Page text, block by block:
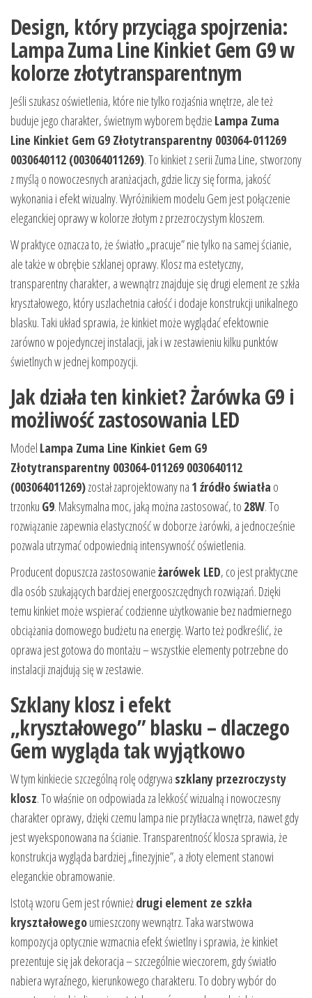
Design, który przyciąga spojrzenia:
Lampa Zuma Line Kinkiet Gem G9 w
kolorze złotytransparentnym
Jeśli szukasz oświetlenia, które nie tylko rozjaśnia wnętrze, ale też
buduje jego charakter, świetnym wyborem będzie Lampa Zuma
Line Kinkiet Gem G9 Złotytransparentny 003064-011269
0030640112 (003064011269). To kinkiet z serii Zuma Line, stworzony
z myślą o nowoczesnych aranżacjach, gdzie liczy się forma, jakość
wykonania i efekt wizualny. Wyróżnikiem modelu Gem jest połączenie
eleganckiej oprawy w kolorze złotym z przezroczystym kloszem.
W praktyce oznacza to, że światło „pracuje” nie tylko na samej ścianie,
ale także w obrębie szklanej oprawy. Klosz ma estetyczny,
transparentny charakter, a wewnątrz znajduje się drugi element ze szkła
kryształowego, który uszlachetnia całość i dodaje konstrukcji unikalnego
blasku. Taki układ sprawia, że kinkiet może wyglądać efektownie
zarówno w pojedynczej instalacji, jak i w zestawieniu kilku punktów
świetlnych w jednej kompozycji.
Jak działa ten kinkiet? Żarówka G9 i
możliwość zastosowania LED
Model Lampa Zuma Line Kinkiet Gem G9
Złotytransparentny 003064-011269 0030640112
(003064011269)został zaprojektowany na 1 źródło światła o
trzonku G9. Maksymalna moc, jaką można zastosować, to 28W. To
rozwiązanie zapewnia elastyczność w doborze żarówki, a jednocześnie
pozwala utrzymać odpowiednią intensywność oświetlenia.
Producent dopuszcza zastosowanieżarówek LED, co jest praktyczne
dla osób szukających bardziej energooszczędnych rozwiązań. Dzięki
temu kinkiet może wspierać codzienne użytkowanie bez nadmiernego
obciążania domowego budżetu na energię. Warto też podkreślić, że
oprawa jest gotowa do montażu – wszystkie elementy potrzebne do
instalacji znajdują się w zestawie.
Szklany klosz i efekt
„kryształowego” blasku – dlaczego
Gem wygląda tak wyjątkowo
W tym kinkiecie szczególną rolę odgrywa szklany przezroczysty
klosz. To właśnie on odpowiada za lekkość wizualną i nowoczesny
charakter oprawy, dzięki czemu lampa nie przytłacza wnętrza, nawet gdy
jest wyeksponowana na ścianie. Transparentność klosza sprawia, że
konstrukcja wygląda bardziej „finezyjnie”, a złoty element stanowi
eleganckie obramowanie.
Istotą wzoru Gem jest również drugi element ze szkła
kryształowegoumieszczony wewnątrz. Taka warstwowa
kompozycja optycznie wzmacnia efekt świetlny i sprawia, że kinkiet
prezentuje się jak dekoracja – szczególnie wieczorem, gdy światło
nabiera wyraźnego, kierunkowego charakteru. To dobry wybór do